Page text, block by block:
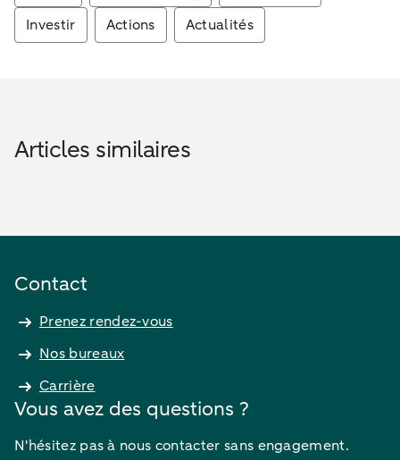
Investir
Actions Actualités
Articles similaires
Contact
Prenez rendez-vous
Nos bureaux
Carrière
Vous avez des questions ?
N'hésitez pas à nous contacter sans engagement.